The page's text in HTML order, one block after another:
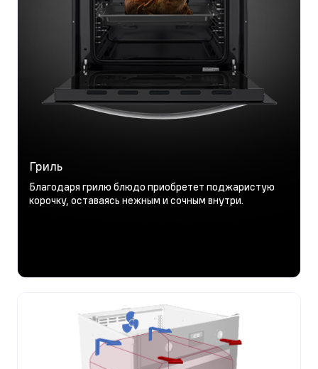
Гриль
Благодаря грилю блюдо приобретет поджаристую
корочку, оставаясь нежным и сочным внутри.